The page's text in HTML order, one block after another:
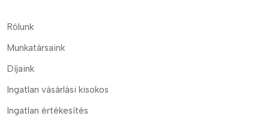
Rólunk
Munkatársaink
Díjaink
Ingatlan vásárlási kisokos
Ingatlan értékesítés